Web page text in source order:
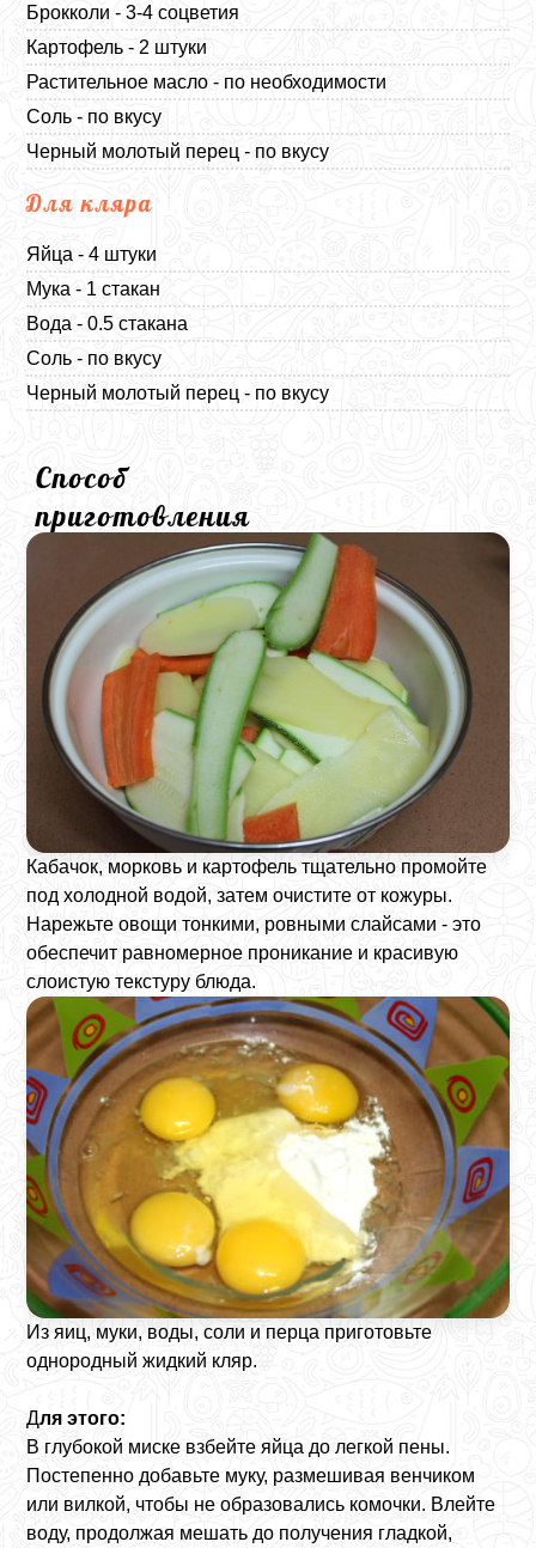
Брокколи - 3-4 соцветия
Картофель - 2 штуки
Растительное масло - по необходимости
Соль - по вкусу
Черный молотый перец - по вкусу
Для кляра
Яйца - 4 штуки
Мука - 1 стакан
Вода - 0.5 стакана
Соль - по вкусу
Черный молотый перец - по вкусу
Способ
приготовления
Кабачок, морковь и картофель тщательно промойте
под холодной водой, затем очистите от кожуры.
Нарежьте овощи тонкими, ровными слайсами - это
обеспечит равномерное проникание и красивую
слоистую текстуру блюда.
Из яиц, муки, воды, соли и перца приготовьте
однородный жидкий кляр.
Для этого:
В глубокой миске взбейте яйца до легкой пены.
Постепенно добавьте муку, размешивая венчиком
или вилкой, чтобы не образовались комочки. Влейте
воду, продолжая мешать до получения гладкой,